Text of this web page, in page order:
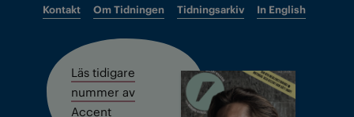
Kontakt Om Tidningen Tidningsarkiv In English
Läs tidigare
nummer av
Accent